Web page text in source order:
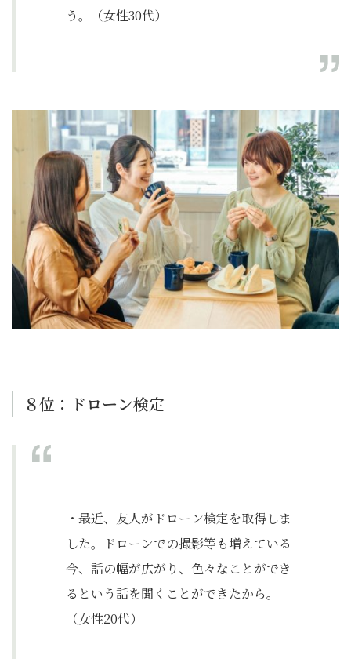
う。（女性30代）
８位：ドローン検定
・最近、友人がドローン検定を取得しま
した。ドローンでの撮影等も増えている
今、話の幅が広がり、色々なことができ
るという話を聞くことができたから。
（女性20代）